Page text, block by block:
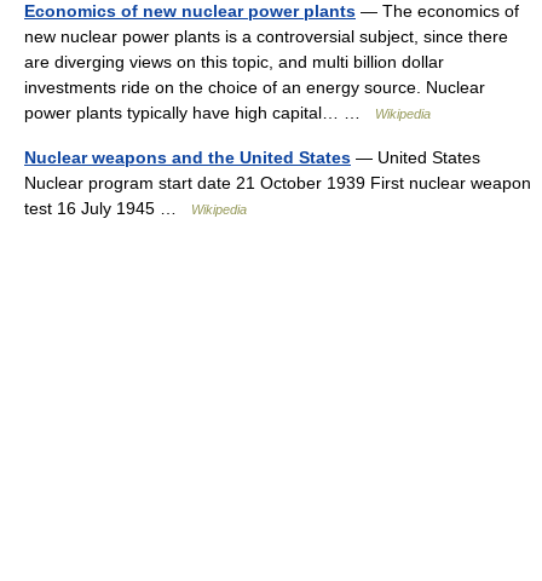
Economics of new nuclear power plants — The economics of
new nuclear power plants is a controversial subject, since there
are diverging views on this topic, and multi billion dollar
investments ride on the choice of an energy source. Nuclear
power plants typically have high capital… …
Wikipedia
Nuclear weapons and the United States — United States
Nuclear program start date 21 October 1939 First nuclear weapon
test 16 July 1945 …
Wikipedia